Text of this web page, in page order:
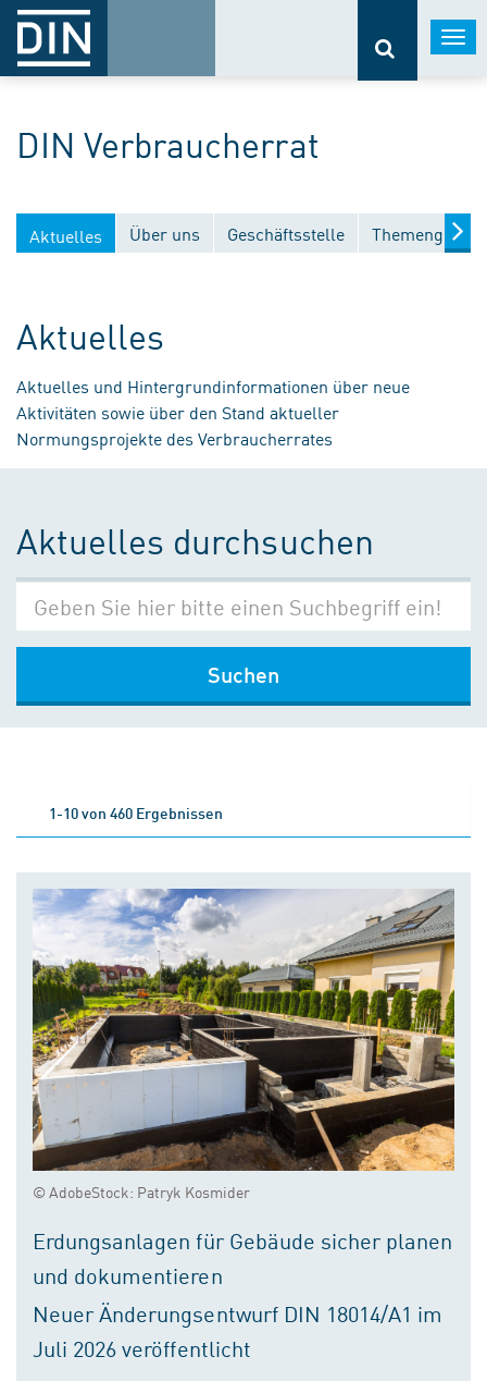
DIN Verbraucherrat
Aktuelles Über uns Geschäftsstelle
Aktuelles
Aktuelles und Hintergrundinformationen über neue
Aktivitäten sowie über den Stand aktueller
Normungsprojekte des Verbraucherrates
Aktuelles durchsuchen
Suchen
1-10 von 460 Ergebnissen
© AdobeStock: Patryk Kosmider
Erdungsanlagen für Gebäude sicher planen
und dokumentieren
Neuer Änderungsentwurf DIN 18014/A1 im
Juli 2026 veröffentlicht